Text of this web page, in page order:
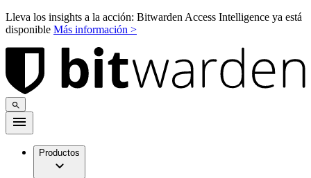
Lleva los insights a la acción: Bitwarden Access Intelligence ya está
disponible Más información >
Productos